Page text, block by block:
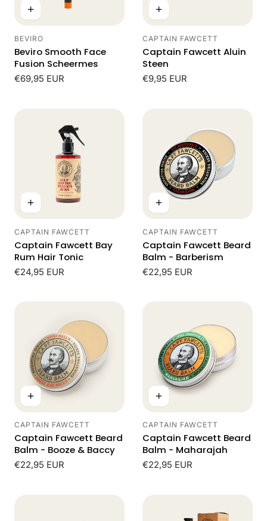
Leverancier:
BEVIRO
Beviro Smooth Face
Fusion Scheermes
Normale
€69,95 EUR
Leverancier:
CAPTAIN FAWCETT
Captain Fawcett Aluin
Steen
Normale
€9,95 EUR
Leverancier:
CAPTAIN FAWCETT
Captain Fawcett Bay
Rum Hair Tonic
Normale
€24,95 EUR
Leverancier:
CAPTAIN FAWCETT
Captain Fawcett Beard
Balm - Barberism
Normale
€22,95 EUR
Leverancier:
CAPTAIN FAWCETT
Captain Fawcett Beard
Balm - Booze & Baccy
Normale
€22,95 EUR
Leverancier:
CAPTAIN FAWCETT
Captain Fawcett Beard
Balm - Maharajah
Normale
€22,95 EUR